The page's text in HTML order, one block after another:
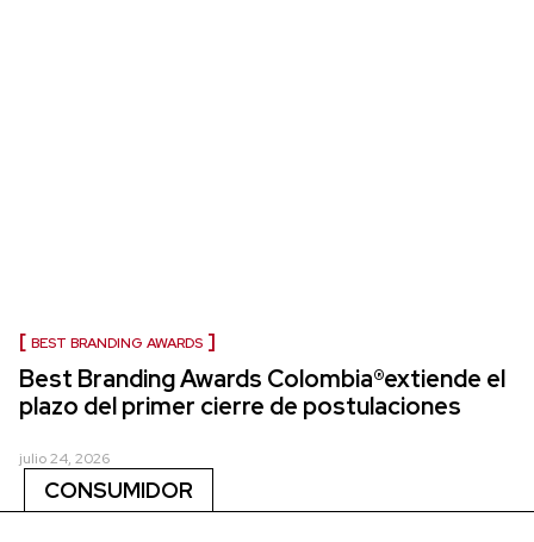
BEST BRANDING AWARDS
Best Branding Awards Colombia®extiende el
plazo del primer cierre de postulaciones
julio 24, 2026
CONSUMIDOR